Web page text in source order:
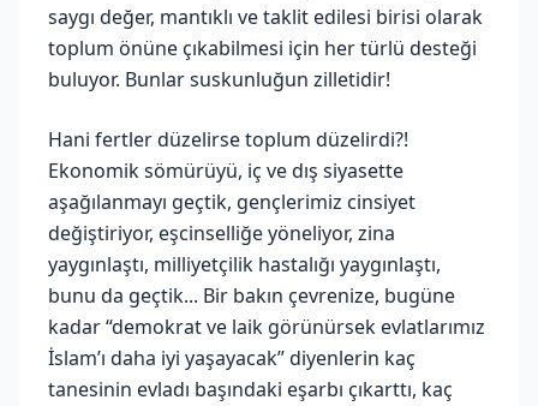
saygı değer, mantıklı ve taklit edilesi birisi olarak
toplum önüne çıkabilmesi için her türlü desteği
buluyor. Bunlar suskunluğun zilletidir!
Hani fertler düzelirse toplum düzelirdi?!
Ekonomik sömürüyü, iç ve dış siyasette
aşağılanmayı geçtik, gençlerimiz cinsiyet
değiştiriyor, eşcinselliğe yöneliyor, zina
yaygınlaştı, milliyetçilik hastalığı yaygınlaştı,
bunu da geçtik... Bir bakın çevrenize, bugüne
kadar “demokrat ve laik görünürsek evlatlarımız
İslam’ı daha iyi yaşayacak” diyenlerin kaç
tanesinin evladı başındaki eşarbı çıkarttı, kaç